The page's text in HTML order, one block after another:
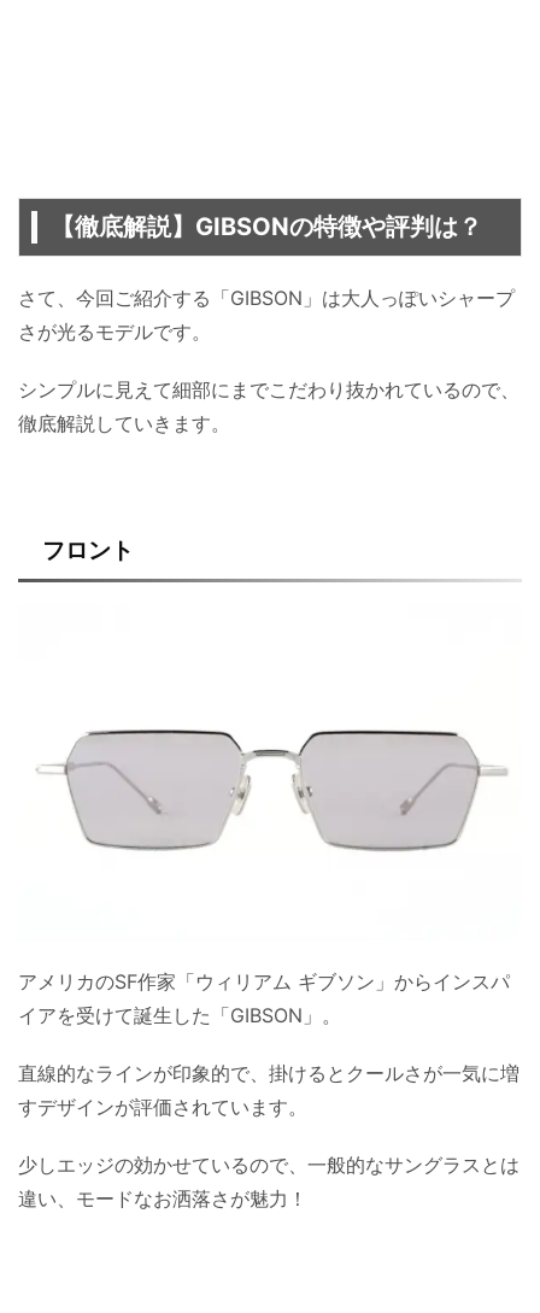
【徹底解説】GIBSONの特徴や評判は？
さて、今回ご紹介する「GIBSON」は大人っぽいシャープ
さが光るモデルです。
シンプルに見えて細部にまでこだわり抜かれているので、
徹底解説していきます。
フロント
アメリカのSF作家「ウィリアム ギブソン」からインスパ
イアを受けて誕生した「GIBSON」。
直線的なラインが印象的で、掛けるとクールさが一気に増
すデザインが評価されています。
少しエッジの効かせているので、一般的なサングラスとは
違い、モードなお洒落さが魅力！